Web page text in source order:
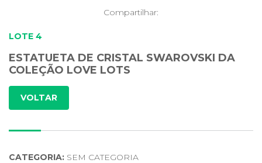
Compartilhar:
LOTE 4
ESTATUETA DE CRISTAL SWAROVSKI DA
COLEÇÃO LOVE LOTS
VOLTAR
CATEGORIA: SEM CATEGORIA